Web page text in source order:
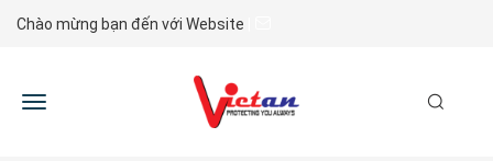
Chào mừng bạn đến với Website
Toggle